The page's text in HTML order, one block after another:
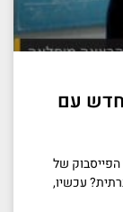
עם
של
עכשיו,